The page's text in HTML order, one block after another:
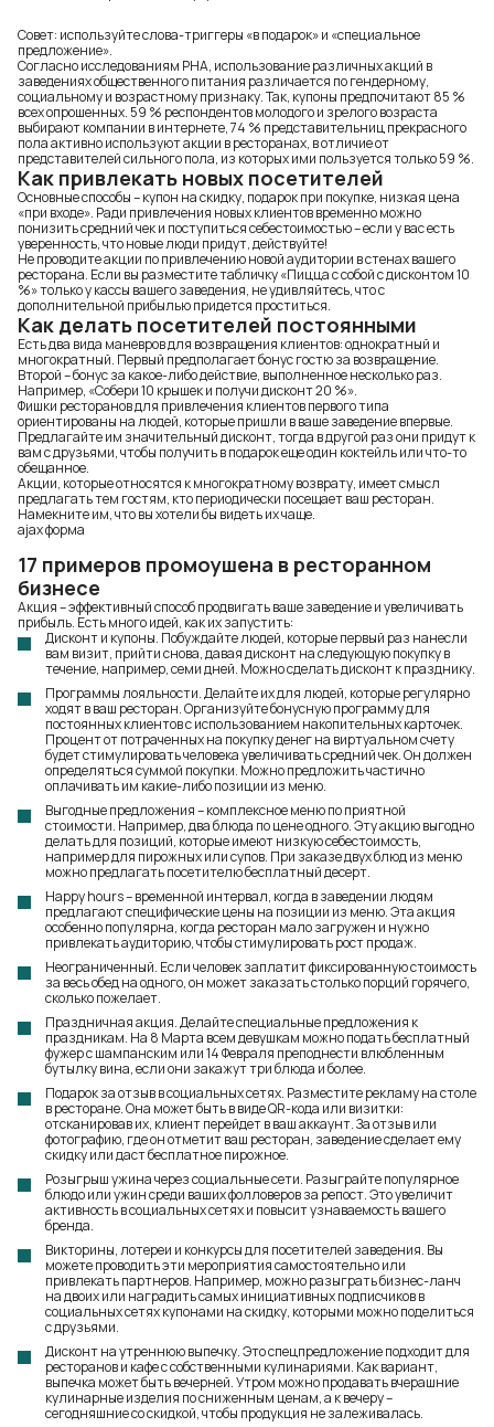
Совет: используйте слова-триггеры «в подарок» и «специальное
предложение».
Согласно исследованиям РНА, использование различных акций в
заведениях общественного питания различается по гендерному,
социальному и возрастному признаку. Так, купоны предпочитают 85 %
всех опрошенных. 59 % респондентов молодого и зрелого возраста
выбирают компании в интернете, 74 % представительниц прекрасного
пола активно используют акции в ресторанах, в отличие от
представителей сильного пола, из которых ими пользуется только 59 %.
Как привлекать новых посетителей
Основные способы – купон на скидку, подарок при покупке, низкая цена
«при входе». Ради привлечения новых клиентов временно можно
понизить средний чек и поступиться себестоимостью – если у вас есть
уверенность, что новые люди придут, действуйте!
Не проводите акции по привлечению новой аудитории в стенах вашего
ресторана. Если вы разместите табличку «Пицца с собой с дисконтом 10
%» только у кассы вашего заведения, не удивляйтесь, что с
дополнительной прибылью придется проститься.
Как делать посетителей постоянными
Есть два вида маневров для возвращения клиентов: однократный и
многократный. Первый предполагает бонус гостю за возвращение.
Второй – бонус за какое-либо действие, выполненное несколько раз.
Например, «Собери 10 крышек и получи дисконт 20 %».
Фишки ресторанов для привлечения клиентов первого типа
ориентированы на людей, которые пришли в ваше заведение впервые.
Предлагайте им значительный дисконт, тогда в другой раз они придут к
вам с друзьями, чтобы получить в подарок еще один коктейль или что-то
обещанное.
Акции, которые относятся к многократному возврату, имеет смысл
предлагать тем гостям, кто периодически посещает ваш ресторан.
Намекните им, что вы хотели бы видеть их чаще.
ajax форма
17 примеров промоушена в ресторанном
бизнесе
Акция – эффективный способ продвигать ваше заведение и увеличивать
прибыль. Есть много идей, как их запустить:
Дисконт и купоны. Побуждайте людей, которые первый раз нанесли
вам визит, прийти снова, давая дисконт на следующую покупку в
течение, например, семи дней. Можно сделать дисконт к празднику.
Программы лояльности. Делайте их для людей, которые регулярно
ходят в ваш ресторан. Организуйте бонусную программу для
постоянных клиентов с использованием накопительных карточек.
Процент от потраченных на покупку денег на виртуальном счету
будет стимулировать человека увеличивать средний чек. Он должен
определяться суммой покупки. Можно предложить частично
оплачивать им какие-либо позиции из меню.
Выгодные предложения – комплексное меню по приятной
стоимости. Например, два блюда по цене одного. Эту акцию выгодно
делать для позиций, которые имеют низкую себестоимость,
например для пирожных или супов. При заказе двух блюд из меню
можно предлагать посетителю бесплатный десерт.
Happy hours – временной интервал, когда в заведении людям
предлагают специфические цены на позиции из меню. Эта акция
особенно популярна, когда ресторан мало загружен и нужно
привлекать аудиторию, чтобы стимулировать рост продаж.
Неограниченный. Если человек заплатит фиксированную стоимость
за весь обед на одного, он может заказать столько порций горячего,
сколько пожелает.
Праздничная акция. Делайте специальные предложения к
праздникам. На 8 Марта всем девушкам можно подать бесплатный
фужер с шампанским или 14 Февраля преподнести влюбленным
бутылку вина, если они закажут три блюда и более.
Подарок за отзыв в социальных сетях. Разместите рекламу на столе
в ресторане. Она может быть в виде QR-кода или визитки:
отсканировав их, клиент перейдет в ваш аккаунт. За отзыв или
фотографию, где он отметит ваш ресторан, заведение сделает ему
скидку или даст бесплатное пирожное.
Розыгрыш ужина через социальные сети. Разыграйте популярное
блюдо или ужин среди ваших фолловеров за репост. Это увеличит
активность в социальных сетях и повысит узнаваемость вашего
бренда.
Викторины, лотереи и конкурсы для посетителей заведения. Вы
можете проводить эти мероприятия самостоятельно или
привлекать партнеров. Например, можно разыграть бизнес-ланч
на двоих или наградить самых инициативных подписчиков в
социальных сетях купонами на скидку, которыми можно поделиться
с друзьями.
Дисконт на утреннюю выпечку. Это спецпредложение подходит для
ресторанов и кафе с собственными кулинариями. Как вариант,
выпечка может быть вечерней. Утром можно продавать вчерашние
кулинарные изделия по сниженным ценам, а к вечеру –
сегодняшние со скидкой, чтобы продукция не залеживалась.